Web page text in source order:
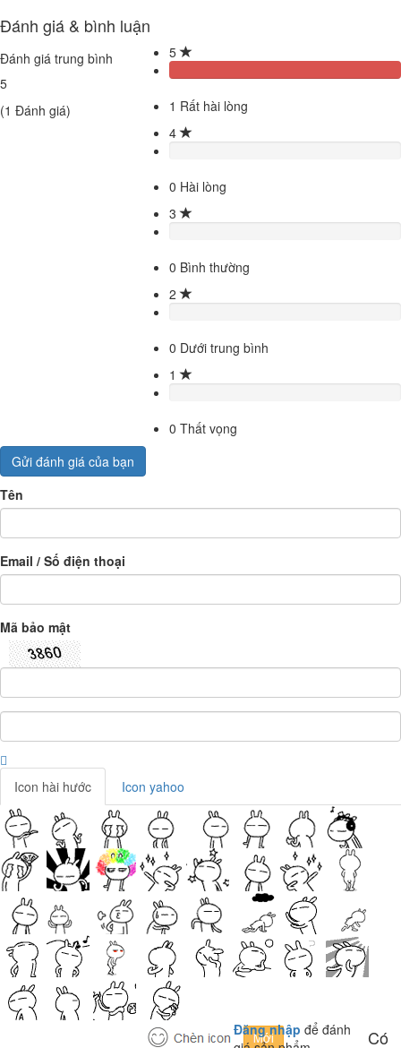
Đánh giá & bình luận
Đánh giá trung bình
5
(1 Đánh giá)
5
1 Rất hài lòng
4
0 Hài lòng
3
0 Bình thường
2
0 Dưới trung bình
1
0 Thất vọng
Gửi đánh giá của bạn
Tên
Email / Số điện thoại
Mã bảo mật
Icon hài hước Icon yahoo
Đăng nhập để đánh
Có